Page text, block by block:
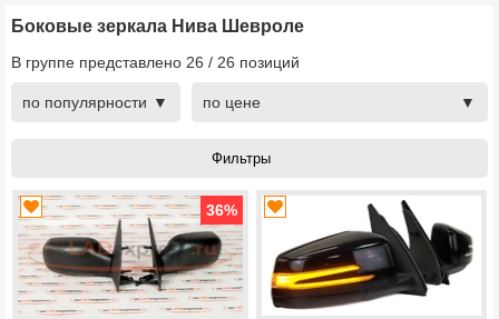
Боковые зеркала Нива Шевроле
В группе представлено 26 / 26 позиций
по популярности по цене
36%